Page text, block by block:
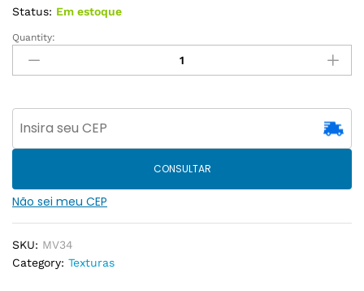
Status: Em estoque
Quantity:
CONSULTAR
Não sei meu CEP
SKU: MV34
Category: Texturas